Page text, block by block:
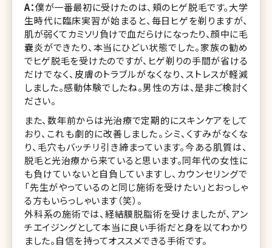
A：僕が一番最初に受けたのは、頬のヒゲ脱毛です。大学
生時代に臨床実習が始まると、毎日ヒゲを剃りますが、
肌が弱くてカミソリ負けで血だらけになったり、顔中に毛
嚢炎ができたり、本当にひどい状態でした。家族の勧め
でヒゲ脱毛を受けたのですが、ヒゲ剃りの手間が省ける
だけでなく、皮膚のトラブルがなくなり、ストレスが軽減
しました。感動体験でしたね。男性の方は、是非ご検討く
ださい。
また、数年前からは光治療で定期的にスキンケアをして
おり、これも劇的に改善しました。シミ、くすみがなくな
り、毛穴もバッチリ引き締まっています。今ある肌質は、
脱毛と光治療から来ていると思います。同年代の女性に
も負けていないと自負していますし、カウンセリングで
「先生がやっているのと同じ施術を受けたい」とおっしゃ
る方もいらっしゃいます（笑）。
外科系の施術では、経結膜脱脂術を受けましたが、アン
チエイジングとして本当に良い手術だと身を以てわかり
ました。自信を持ってオススメできる手術です。